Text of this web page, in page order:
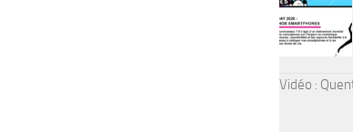
Vidéo :